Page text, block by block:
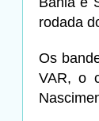
rodada
Os
VAR, o